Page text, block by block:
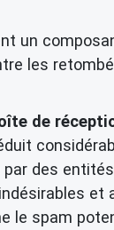
un
les
de
des
spam